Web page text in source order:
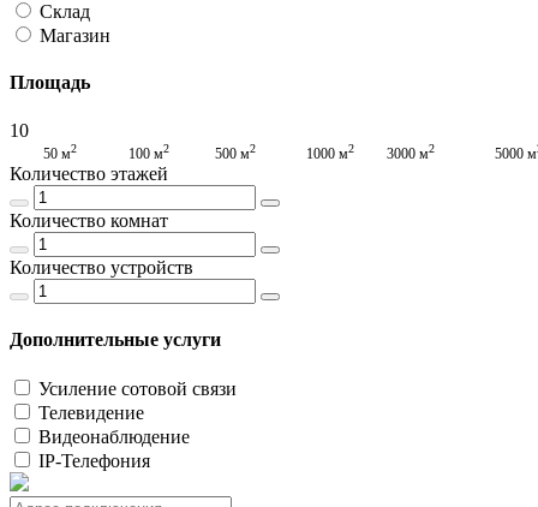
Склад
Магазин
Площадь
10
50 м2 100 м2 500 м2 1000 м2 3000 м2 5000 м
Количество этажей
Количество комнат
Количество устройств
Дополнительные услуги
Усиление сотовой связи
Телевидение
Видеонаблюдение
IP-Телефония